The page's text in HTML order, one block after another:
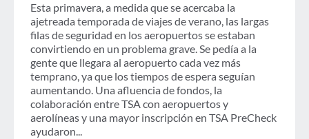
Esta primavera, a medida que se acercaba la
ajetreada temporada de viajes de verano, las largas
filas de seguridad en los aeropuertos se estaban
convirtiendo en un problema grave. Se pedía a la
gente que llegara al aeropuerto cada vez más
temprano, ya que los tiempos de espera seguían
aumentando. Una afluencia de fondos, la
colaboración entre TSA con aeropuertos y
aerolíneas y una mayor inscripción en TSA PreCheck
ayudaron...